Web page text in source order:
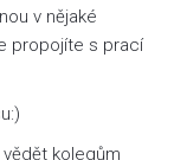
v nějaké
propojíte s prací
kolegům